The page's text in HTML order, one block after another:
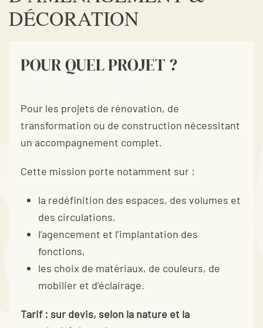
DÉCORATION
POUR QUEL PROJET ?
Pour les projets de rénovation, de
transformation ou de construction nécessitant
un accompagnement complet.
Cette mission porte notamment sur :
la redéfinition des espaces, des volumes et
des circulations,
l’agencement et l’implantation des
fonctions,
les choix de matériaux, de couleurs, de
mobilier et d’éclairage.
Tarif : sur devis, selon la nature et la